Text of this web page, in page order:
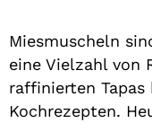
Miesmuscheln
eine Vielzahl von
raffinierten
Kochrezepten.